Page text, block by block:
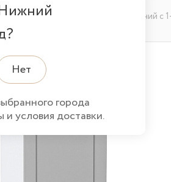
Нет
города
и условия доставки.
Шкафы напольные Шкаф нижний с